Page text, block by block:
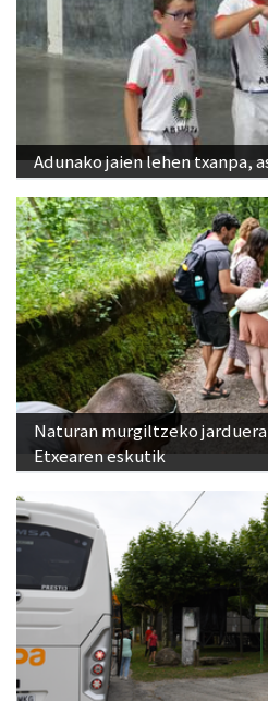
Adunako jaien lehen txanpa,
Naturan murgiltzeko
Etxearen eskutik